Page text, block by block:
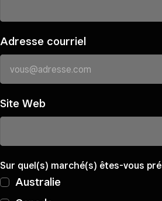
Adresse courriel
Site Web
Sur quel(s) marché(s) êtes-vous
Australie